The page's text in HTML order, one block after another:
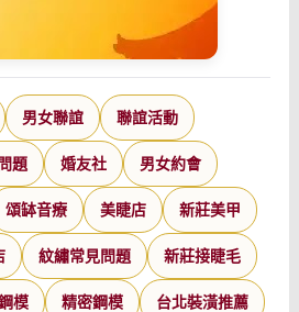
男女聯誼 聯誼活動
題 婚友社 男女約會
頌缽音療 美睫店 新莊美甲
紋繡常見問題 新莊接睫毛
模 精密鋼模 台北裝潢推薦